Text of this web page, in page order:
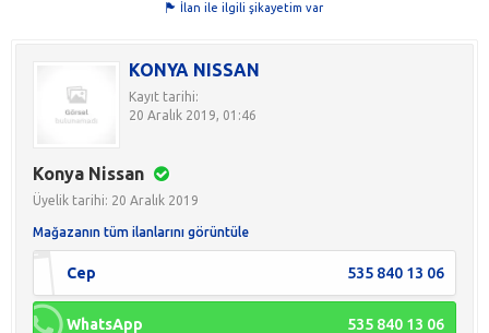
İlan ile ilgili şikayetim var
KONYA NISSAN
Kayıt tarihi:
20 Aralık 2019, 01:46
Konya Nissan
Üyelik tarihi: 20 Aralık 2019
Mağazanın tüm ilanlarını görüntüle
Cep 535 840 13 06
WhatsApp 535 840 13 06